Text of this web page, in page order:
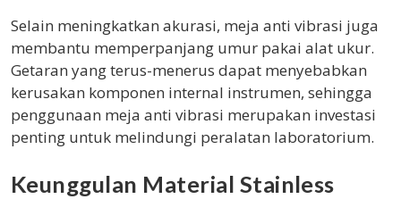
Selain meningkatkan akurasi, meja anti vibrasi juga
membantu memperpanjang umur pakai alat ukur.
Getaran yang terus-menerus dapat menyebabkan
kerusakan komponen internal instrumen, sehingga
penggunaan meja anti vibrasi merupakan investasi
penting untuk melindungi peralatan laboratorium.
Keunggulan Material Stainless